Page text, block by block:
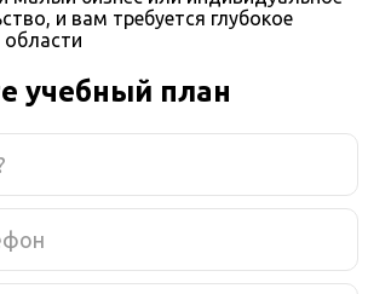
и вам требуется глубокое
учебный план